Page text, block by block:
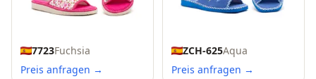
7723Fuchsia
Preis anfragen →
ZCH-625Aqua
Preis anfragen →